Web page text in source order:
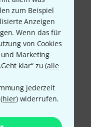
zum Beispiel
Anzeigen
Wenn das für
von Cookies
Marketing
klar“ zu (alle
jederzeit
hier) widerrufen.
Nachnahme,
Sofort bezahlen